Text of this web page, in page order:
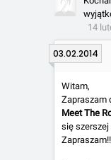
14
03.02.2014
Witam,
Zapraszam
Meet The
się szerszej